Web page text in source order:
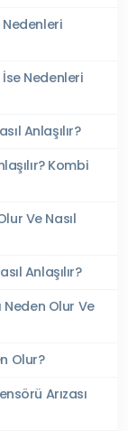
Nedenleri
Nedenleri
Anlaşılır?
Kombi
Ve Nasıl
Anlaşılır?
Neden Olur Ve
Olur?
Arızası